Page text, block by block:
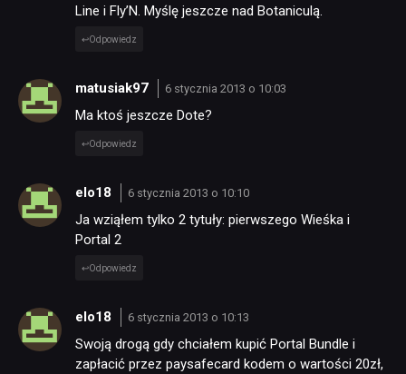
Line i Fly’N. Myślę jeszcze nad Botaniculą.
Odpowiedz
matusiak97 6 stycznia 2013 o 10:03
Ma ktoś jeszcze Dote?
Odpowiedz
elo18 6 stycznia 2013 o 10:10
Ja wziąłem tylko 2 tytuły: pierwszego Wieśka i
Portal 2
Odpowiedz
elo18 6 stycznia 2013 o 10:13
Swoją drogą gdy chciałem kupić Portal Bundle i
zapłacić przez paysafecard kodem o wartości 20zł,